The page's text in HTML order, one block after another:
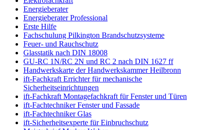
Energieberater
Energieberater Professional
Erste Hilfe
Fachschulung Pilkington Brandschutzsysteme
Feuer- und Rauchschutz
Glasstatik nach DIN 18008
GU-RC 1N/RC 2N und RC 2 nach DIN 1627 ff
Handwerkskarte der Handwerkskammer Heilbronn
ift-Fachkraft Errichter für mechanische
Sicherheitseinrichtungen
ift-Fachkraft Montagefachkraft für Fenster und Türen
ift-Fachtechniker Fenster und Fassade
ift-Fachtechniker Glas
ift-Sicherheitsexperte für Einbruchschutz